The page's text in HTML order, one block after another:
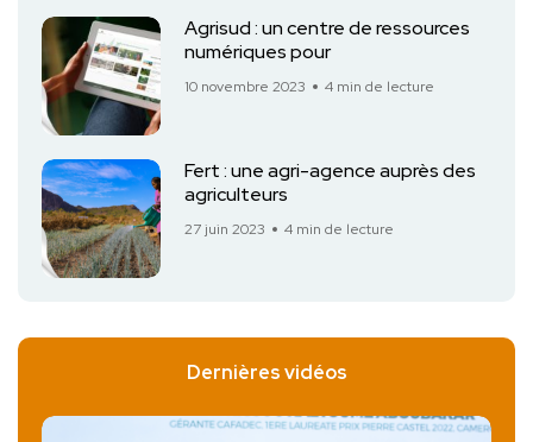
Agrisud : un centre de ressources
numériques pour
10 novembre 2023 4 min de lecture
Fert : une agri-agence auprès des
agriculteurs
27 juin 2023 4 min de lecture
Dernières vidéos